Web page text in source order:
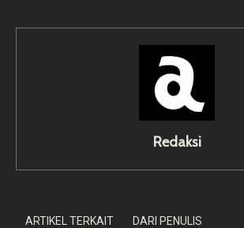
Redaksi
ARTIKEL TERKAIT DARI PENULIS